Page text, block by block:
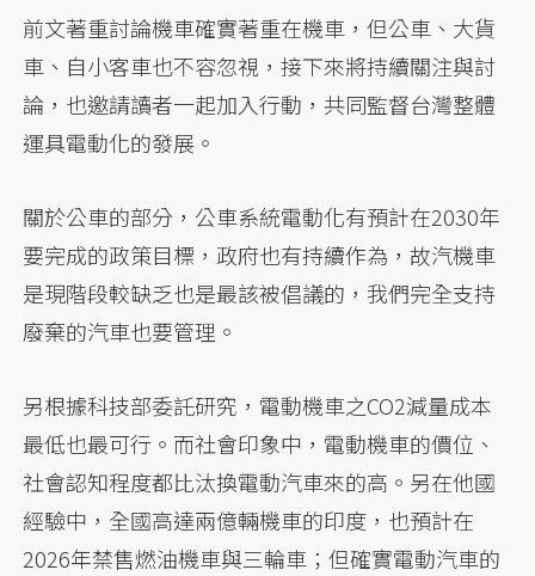
前文著重討論機車確實著重在機車，但公車、大貨
車、自小客車也不容忽視，接下來將持續關注與討
論，也邀請讀者一起加入行動，共同監督台灣整體
運具電動化的發展。
關於公車的部分，公車系統電動化有預計在2030年
要完成的政策目標，政府也有持續作為，故汽機車
是現階段較缺乏也是最該被倡議的，我們完全支持
廢棄的汽車也要管理。
另根據科技部委託研究，電動機車之CO2減量成本
最低也最可行。而社會印象中，電動機車的價位、
社會認知程度都比汰換電動汽車來的高。另在他國
經驗中，全國高達兩億輛機車的印度，也預計在
2026年禁售燃油機車與三輪車；但確實電動汽車的